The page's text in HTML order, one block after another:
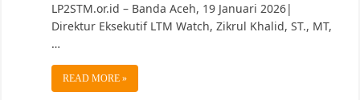
LP2STM.or.id – Banda Aceh, 19 Januari 2026|
Direktur Eksekutif LTM Watch, Zikrul Khalid, ST., MT,
…
READ MORE »